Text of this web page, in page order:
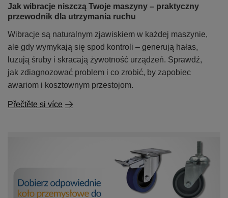
Jak wibracje niszczą Twoje maszyny – praktyczny
przewodnik dla utrzymania ruchu
Wibracje są naturalnym zjawiskiem w każdej maszynie,
ale gdy wymykają się spod kontroli – generują hałas,
luzują śruby i skracają żywotność urządzeń. Sprawdź,
jak zdiagnozować problem i co zrobić, by zapobiec
awariom i kosztownym przestojom.
Přečtěte si více